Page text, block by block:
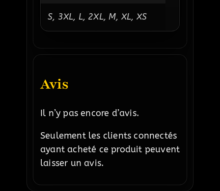
S, 3XL, L, 2XL, M, XL, XS
Avis
Il n’y pas encore d’avis.
Seulement les clients connectés
ayant acheté ce produit peuvent
laisser un avis.